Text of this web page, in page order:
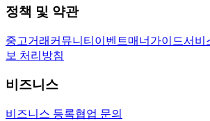
정책 및 약관
중고거래 커뮤니티 이벤트매너가이드서비
보 처리방침
비즈니스
비즈니스 등록협업 문의